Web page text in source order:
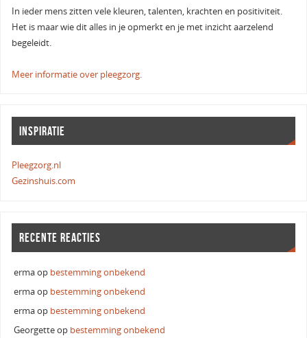
In ieder mens zitten vele kleuren, talenten, krachten en positiviteit.
Het is maar wie dit alles in je opmerkt en je met inzicht aarzelend
begeleidt.
Meer informatie over pleegzorg.
INSPIRATIE
Pleegzorg.nl
Gezinshuis.com
RECENTE REACTIES
ermaop bestemming onbekend
ermaop bestemming onbekend
ermaop bestemming onbekend
Georgetteop bestemming onbekend